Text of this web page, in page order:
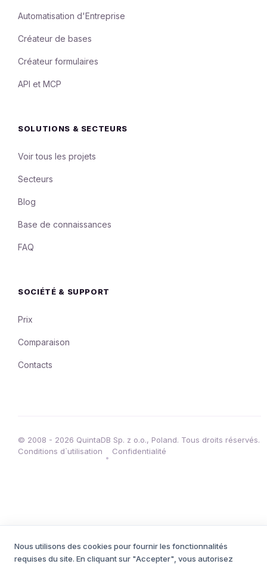
Automatisation d'Entreprise
Créateur de bases
Créateur formulaires
API et MCP
SOLUTIONS & SECTEURS
Voir tous les projets
Secteurs
Blog
Base de connaissances
FAQ
SOCIÉTÉ & SUPPORT
Prix
Comparaison
Contacts
© 2008 - 2026 QuintaDB Sp. z o.o., Poland. Tous droits réservés.
Conditions d`utilisation
•
Confidentialité
Nous utilisons des cookies pour fournir les fonctionnalités
requises du site. En cliquant sur "Accepter", vous autorisez